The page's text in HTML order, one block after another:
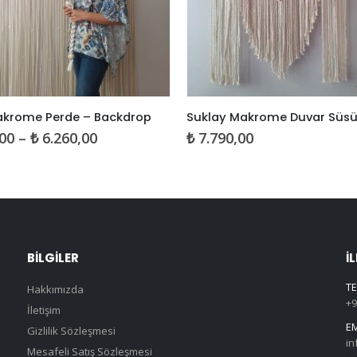
Perde – Backdrop
– ₺6.260,00Fiyat
₺ 6.260,00
Suklay Makrome Duvar Süsü
₺7.790,00
BILGILER
Hakkımızda
İletişim
Gizlilik Sözleşmesi
Mesafeli Satış Sözleşmesi